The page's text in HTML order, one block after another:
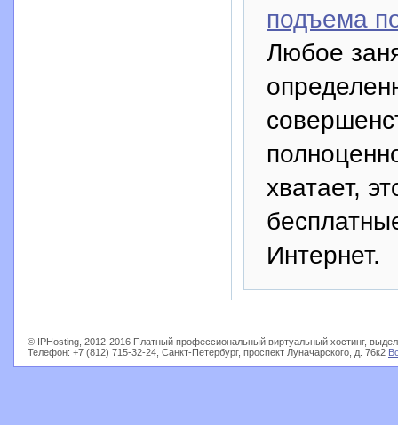
подъема
Любое
хватает,
Интернет.
© IPHosting, 2012-2016 Платный профессиональный виртуальный хостинг,
Телефон: +7 (812) 715-32-24, Санкт-Петербург, проспект Луначарского, д. 76к2